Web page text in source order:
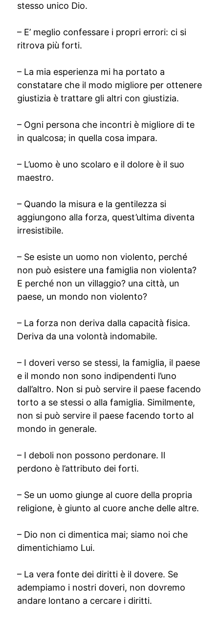
stesso unico Dio.
– E’ meglio confessare i propri errori: ci si
ritrova più forti.
– La mia esperienza mi ha portato a
constatare che il modo migliore per ottenere
giustizia è trattare gli altri con giustizia.
– Ogni persona che incontri è migliore di te
in qualcosa; in quella cosa impara.
– L’uomo è uno scolaro e il dolore è il suo
maestro.
– Quando la misura e la gentilezza si
aggiungono alla forza, quest’ultima diventa
irresistibile.
– Se esiste un uomo non violento, perché
non può esistere una famiglia non violenta?
E perché non un villaggio? una città, un
paese, un mondo non violento?
– La forza non deriva dalla capacità fisica.
Deriva da una volontà indomabile.
– I doveri verso se stessi, la famiglia, il paese
e il mondo non sono indipendenti l’uno
dall’altro. Non si può servire il paese facendo
torto a se stessi o alla famiglia. Similmente,
non si può servire il paese facendo torto al
mondo in generale.
– I deboli non possono perdonare. Il
perdono è l’attributo dei forti.
– Se un uomo giunge al cuore della propria
religione, è giunto al cuore anche delle altre.
– Dio non ci dimentica mai; siamo noi che
dimentichiamo Lui.
– La vera fonte dei diritti è il dovere. Se
adempiamo i nostri doveri, non dovremo
andare lontano a cercare i diritti.